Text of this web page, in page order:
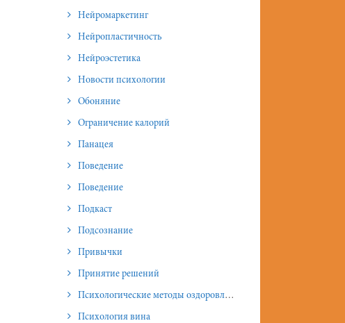
Нейромаркетинг
Нейропластичность
Нейроэстетика
Новости психологии
Обоняние
Ограничение калорий
Панацея
Поведение
Поведение
Подкаст
Подсознание
Привычки
Принятие решений
Психологические методы оздоровления и омоложения
Психология вина